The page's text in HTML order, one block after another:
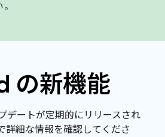
の新機能
デートが定期的にリリースされ
詳細な情報を確認してくださ